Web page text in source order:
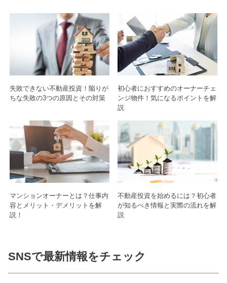
失敗できない不動産投資！陥りが
ちな失敗の3つの原因とその対策
初心者におすすめのオーナーチェ
ンジ物件！気になるポイントを解
説
マンションオーナーとは？仕事内
容とメリット・デメリットを解
説！
不動産投資を始めるには？初心者
が知るべき情報と実際の流れを解
説
SNSで最新情報をチェック